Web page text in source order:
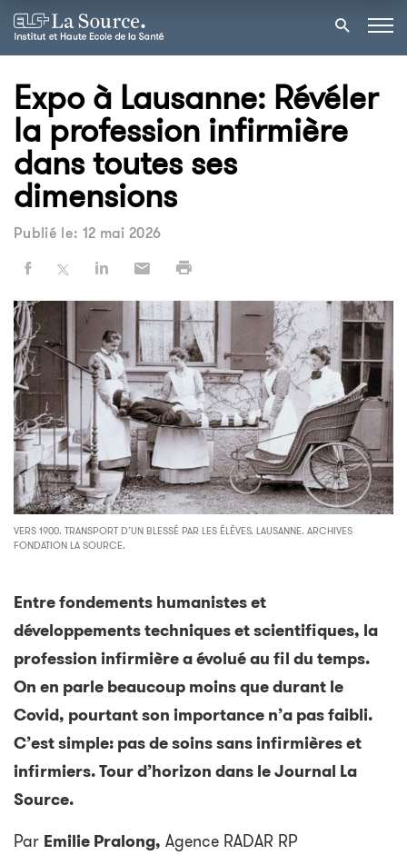
Expo à Lausanne: Révéler
la profession infirmière
dans toutes ses
dimensions
Publié le: 12 mai 2026
VERS 1900. TRANSPORT D’UN BLESSÉ PAR LES ÉLÈVES. LAUSANNE. ARCHIVES
FONDATION LA SOURCE.
Entre fondements humanistes et
développements techniques et scientifiques, la
profession infirmière a évolué au fil du temps.
On en parle beaucoup moins que durant le
Covid, pourtant son importance n’a pas faibli.
C’est simple: pas de soins sans infirmières et
infirmiers. Tour d’horizon dans le Journal La
Source.
Par Emilie Pralong, Agence RADAR RP